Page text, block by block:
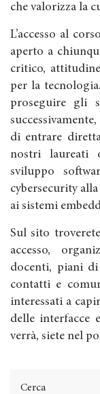
che valorizza la
L’accesso al
aperto a
critico,
per la
proseguire gli
di entrare
nostri laureati
sviluppo
cybersecurity
ai sistemi
Sul sito
accesso,
docenti, piani di
contatti e
interessati a
delle interfacce
verrà, siete nel
Cerca